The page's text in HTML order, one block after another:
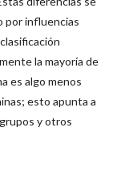
por influencias
la mayoría de
es algo menos
esto apunta a
y otros